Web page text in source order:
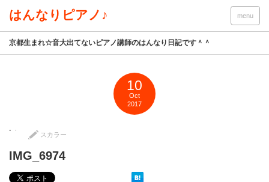
はんなりピアノ♪ menu
京都生まれ☆音大出てないピアノ講師のはんなり日記です＾＾
10
Oct
2017
スカラー
IMG_6974